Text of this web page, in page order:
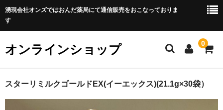
湧現会社オンズではおんだ薬局にて通信販売をおこなっておりま
す
オンラインショップ 0
ホーム
スターリミルクゴールドEX(イーエックス)(21.1g×30袋）